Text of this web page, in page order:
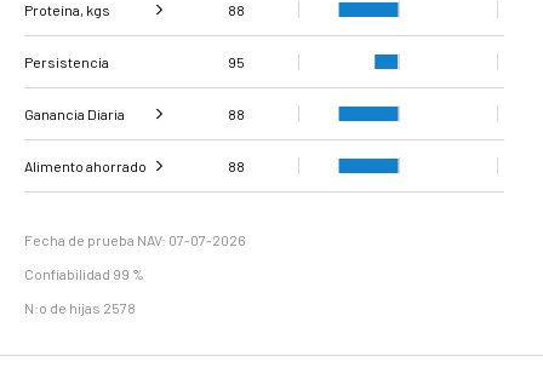
Grasa % 87
Proteína, kgs 88
Proteína % 88
Persistencia 95
Ganancia Diaria 88
peso
95
carcasa
83
Alimento ahorrado 88
Fecha de prueba NAV: 07-07-2026
Confiabilidad 99 %
N:o de hijas 2578